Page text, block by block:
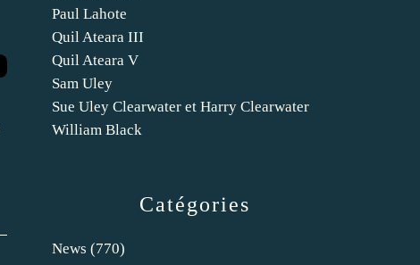
Catégories
News (770)
Paul Lahote
Quil Ateara III
Quil Ateara V
Sam Uley
Sue Uley Clearwater et Harry Clearwater
William Black